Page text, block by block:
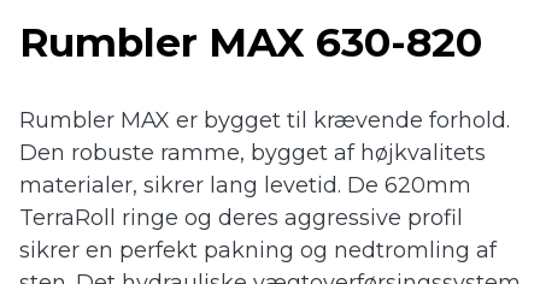
submenu
Rumbler MAX 630-820
Rumbler MAX er bygget til krævende forhold.
Den robuste ramme, bygget af højkvalitets
materialer, sikrer lang levetid. De 620mm
TerraRoll ringe og deres aggressive profil
sikrer en perfekt pakning og nedtromling af